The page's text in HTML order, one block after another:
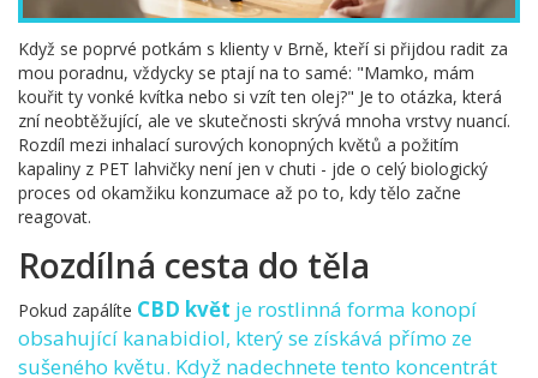
Když se poprvé potkám s klienty v Brně, kteří si přijdou radit za
mou poradnu, vždycky se ptají na to samé: "Mamko, mám
kouřit ty vonké kvítka nebo si vzít ten olej?" Je to otázka, která
zní neobtěžující, ale ve skutečnosti skrývá mnoha vrstvy nuancí.
Rozdíl mezi inhalací surových konopných květů a požitím
kapaliny z PET lahvičky není jen v chuti - jde o celý biologický
proces od okamžiku konzumace až po to, kdy tělo začne
reagovat.
Rozdílná cesta do těla
Pokud zapálíte CBD květ je rostlinná forma konopí
obsahující kanabidiol, který se získává přímo ze
sušeného květu. Když nadechnete tento koncentrát